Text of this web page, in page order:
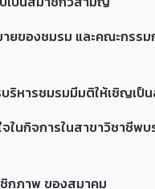
ยของชมรม และคณะกรร
รชมรมมีมติให้เชิญเป็น
จการในสาขาวิชาชีพบ
กภาพ ของสมาคม